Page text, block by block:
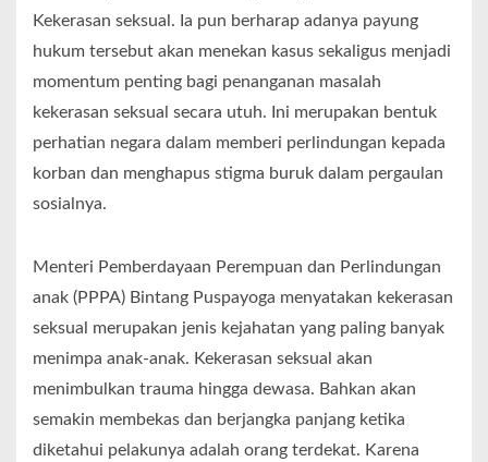
Kekerasan seksual. Ia pun berharap adanya payung
hukum tersebut akan menekan kasus sekaligus menjadi
momentum penting bagi penanganan masalah
kekerasan seksual secara utuh. Ini merupakan bentuk
perhatian negara dalam memberi perlindungan kepada
korban dan menghapus stigma buruk dalam pergaulan
sosialnya.
Menteri Pemberdayaan Perempuan dan Perlindungan
anak (PPPA) Bintang Puspayoga menyatakan kekerasan
seksual merupakan jenis kejahatan yang paling banyak
menimpa anak-anak. Kekerasan seksual akan
menimbulkan trauma hingga dewasa. Bahkan akan
semakin membekas dan berjangka panjang ketika
diketahui pelakunya adalah orang terdekat. Karena